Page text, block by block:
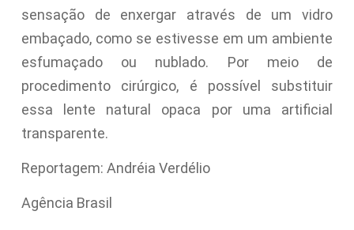
sensação de enxergar através de um vidro
embaçado, como se estivesse em um ambiente
esfumaçado ou nublado. Por meio de
procedimento cirúrgico, é possível substituir
essa lente natural opaca por uma artificial
transparente.
Reportagem: Andréia Verdélio
Agência Brasil